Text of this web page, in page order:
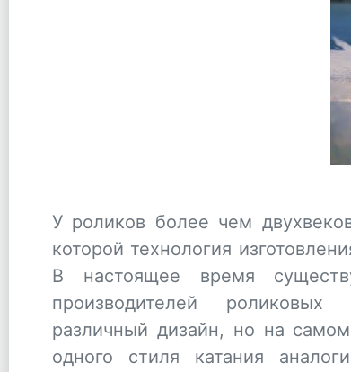
У роликов более чем
которой технология
В настоящее время
производителей
различный дизайн, но на
одного стиля катания